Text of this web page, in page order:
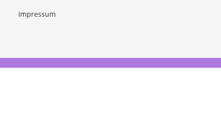
Impressum